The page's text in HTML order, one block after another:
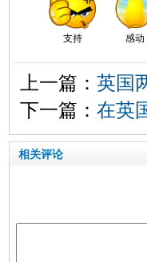
支持 感动
上一篇： 英国
下一篇： 在英
相关评论